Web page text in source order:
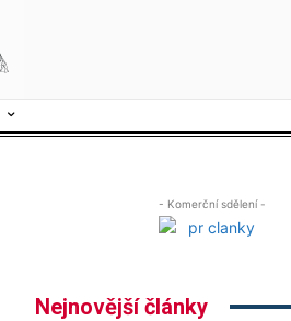
- Komerční sdělení -
Nejnovější články